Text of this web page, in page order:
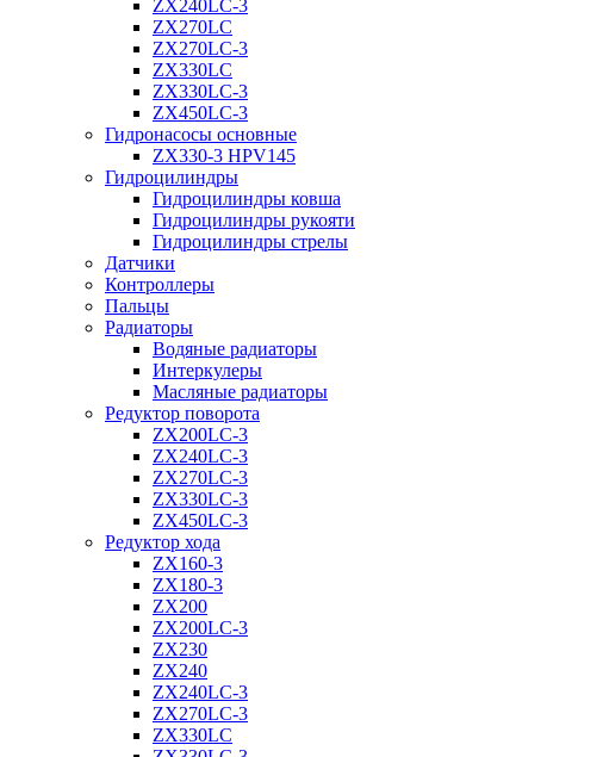
ZX240LC-3
ZX270LC
ZX270LC-3
ZX330LC
ZX330LC-3
ZX450LC-3
Гидронасосы основные
ZX330-3 HPV145
Гидроцилиндры
Гидроцилиндры ковша
Гидроцилиндры рукояти
Гидроцилиндры стрелы
Датчики
Контроллеры
Пальцы
Радиаторы
Водяные радиаторы
Интеркулеры
Масляные радиаторы
Редуктор поворота
ZX200LC-3
ZX240LC-3
ZX270LC-3
ZX330LC-3
ZX450LC-3
Редуктор хода
ZX160-3
ZX180-3
ZX200
ZX200LC-3
ZX230
ZX240
ZX240LC-3
ZX270LC-3
ZX330LC